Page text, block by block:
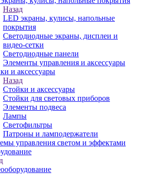
Назад
LED экраны, кулисы, напольные
покрытия
Светодиодные экраны, дисплеи и
видео-сетки
Светодиодные панели
Элементы управления и аксессуары
и аксессуары
Назад
Стойки и аксессуары
Стойки для световых приборов
Элементы подвеса
Лампы
Светофильтры
Патроны и ламподержатели
управления светом и эффектами